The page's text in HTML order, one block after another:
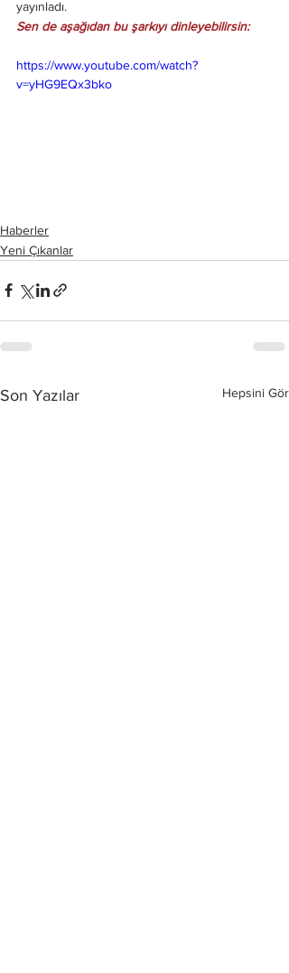
yayınladı.
Sen de aşağıdan bu şarkıyı dinleyebilirsin:
https://www.youtube.com/watch?
v=yHG9EQx3bko
Haberler
Yeni Çıkanlar
Son Yazılar Hepsini Gör